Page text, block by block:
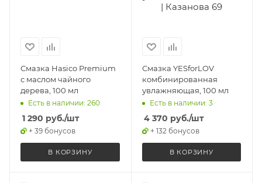
Смазка Hasico Premium
с маслом чайного
дерева, 100 мл
Есть в наличии: 260
1 290 руб./шт
+ 39 бонусов
В КОРЗИНУ
Смазка YESforLOV
комбинированная
увлажняющая, 100 мл
Есть в наличии: 3
4 370 руб./шт
+ 132 бонусов
В КОРЗИНУ